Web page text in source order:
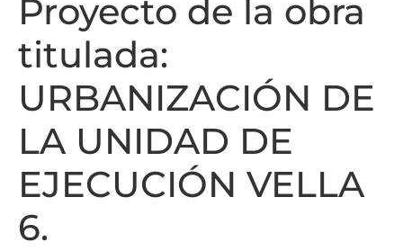
Proyecto de la obra
titulada:
URBANIZACIÓN DE
LA UNIDAD DE
EJECUCIÓN VELLA
6.